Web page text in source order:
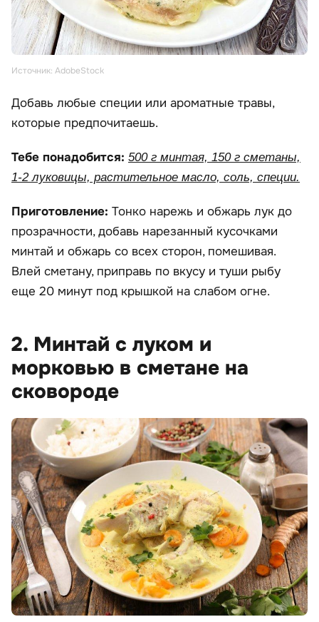
Источник: AdobeStock
Добавь любые специи или ароматные травы,
которые предпочитаешь.
Тебе понадобится: 500 г минтая, 150 г сметаны,
1-2 луковицы, растительное масло, соль, специи.
Приготовление: Тонко нарежь и обжарь лук до
прозрачности, добавь нарезанный кусочками
минтай и обжарь со всех сторон, помешивая.
Влей сметану, приправь по вкусу и туши рыбу
еще 20 минут под крышкой на слабом огне.
2. Минтай с луком и
морковью в сметане на
сковороде